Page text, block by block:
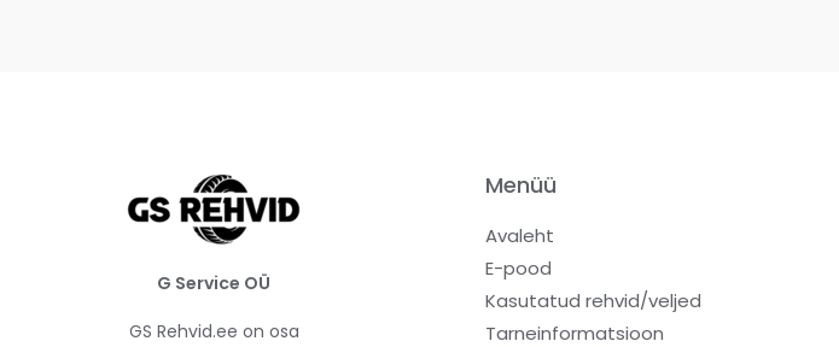
G Service OÜ
GS Rehvid.ee on osa
Menüü
Avaleht
E-pood
Kasutatud rehvid/veljed
Tarneinformatsioon